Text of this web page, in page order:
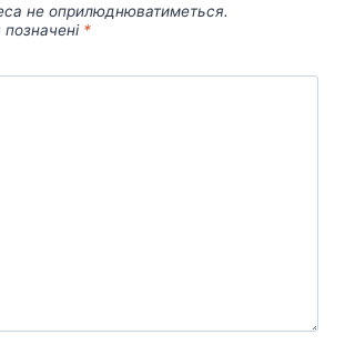
не оприлюднюватиметься.
позначені *